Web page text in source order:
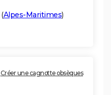
(Alpes-Maritimes)
Créer une cagnotte obsèques